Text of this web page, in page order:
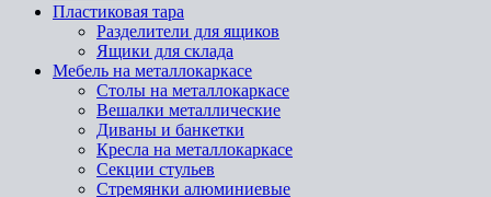
Пластиковая тара
Разделители для ящиков
Ящики для склада
Мебель на металлокаркасе
Cтолы на металлокаркасе
Вешалки металлические
Диваны и банкетки
Кресла на металлокаркасе
Секции стульев
Стремянки алюминиевые